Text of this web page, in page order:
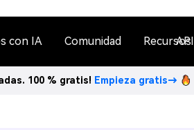
con IA Comunidad Recursos
API
100 % gratis! Empieza gratis→